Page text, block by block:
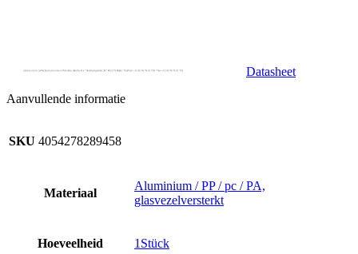
Datasheet
Aanvullende informatie
SKU 4054278289458
Materiaal
Aluminium / PP / pc / PA,
glasvezelversterkt
Hoeveelheid 1Stück